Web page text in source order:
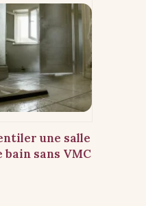
four
: le
pyrolyse
doubler
facture
une salle
bain sans VMC